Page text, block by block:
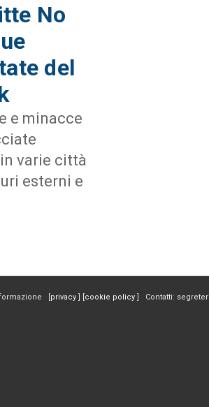
No
del
e minacce
varie città
esterni e
[privacy ] [cookie policy ] Contatti: